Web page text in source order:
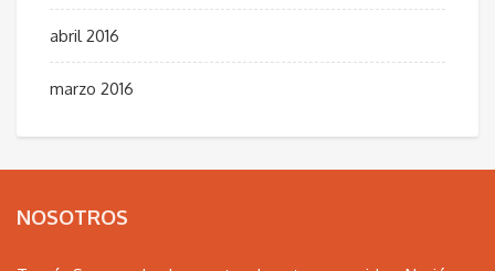
abril 2016
marzo 2016
NOSOTROS